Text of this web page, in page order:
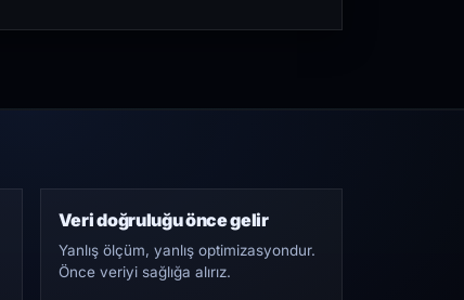
Veri doğruluğu önce gelir
Yanlış ölçüm, yanlış optimizasyondur.
Önce veriyi sağlığa alırız.